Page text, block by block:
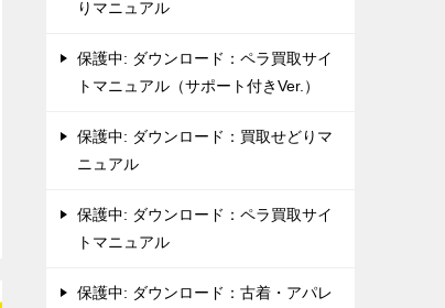
りマニュアル
保護中: ダウンロード：ペラ買取サイ
トマニュアル（サポート付きVer.）
保護中: ダウンロード：買取せどりマ
ニュアル
保護中: ダウンロード：ペラ買取サイ
トマニュアル
保護中: ダウンロード：古着・アパレ